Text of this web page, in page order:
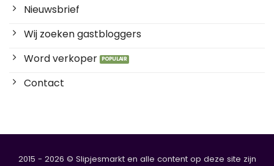
Nieuwsbrief
Wij zoeken gastbloggers
Word verkoper
Contact
2015 - 2026 © Slipjesmarkt en alle content op deze site zijn